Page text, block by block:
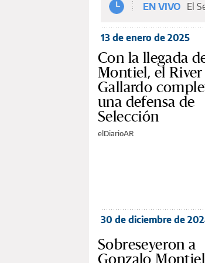
EN VIVO El
13 de enero de 2025
Con la llegada
Montiel, el
Gallardo
una defensa de
Selección
elDiarioAR
30 de diciembre de
Sobreseyeron a
Gonzalo